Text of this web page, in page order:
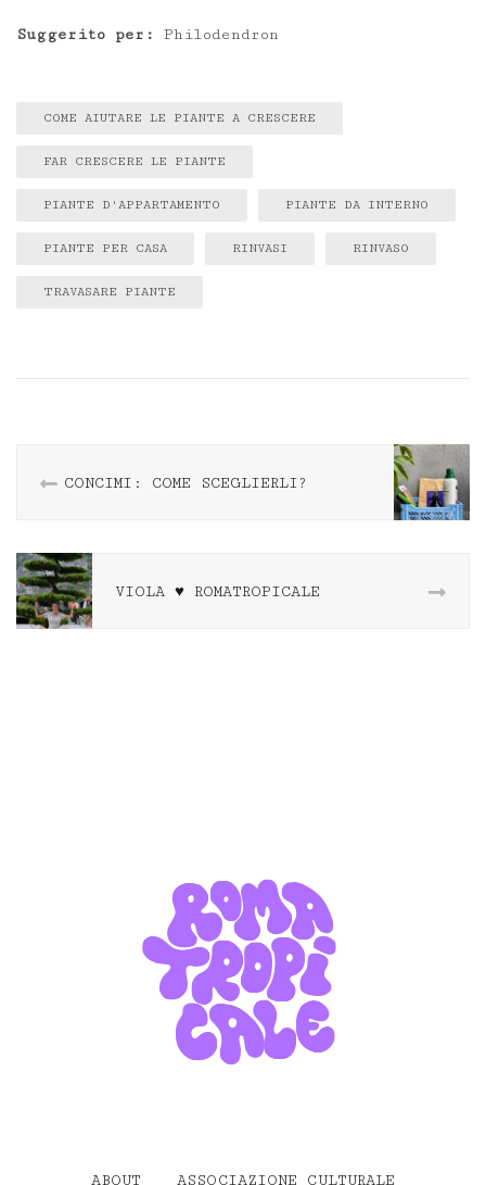
Suggerito per: Philodendron
COME AIUTARE LE PIANTE A CRESCERE
FAR CRESCERE LE PIANTE
PIANTE D'APPARTAMENTO PIANTE DA INTERNO
PIANTE PER CASA RINVASI RINVASO
TRAVASARE PIANTE
CONCIMI: COME SCEGLIERLI?
VIOLA ♥️ ROMATROPICALE
ABOUT ASSOCIAZIONE CULTURALE